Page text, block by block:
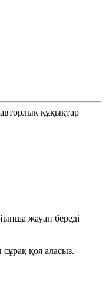
құқықтар
жауап береді
қоя аласыз.